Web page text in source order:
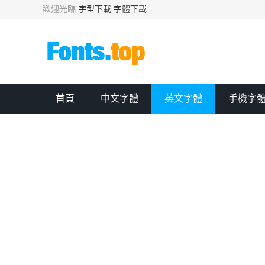
歡迎光臨 字型下載 字體下載
首頁 中文字體 英文字體 手機字